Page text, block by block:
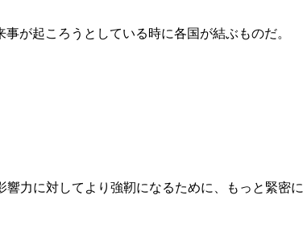
が起ころうとしている時に各国が結ぶものだ。
力に対してより強靭になるために、もっと緊密に